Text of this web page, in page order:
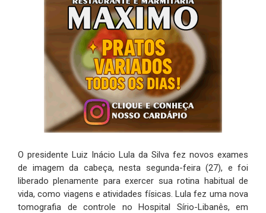
O presidente Luiz Inácio Lula da Silva fez novos exames
de imagem da cabeça, nesta segunda-feira (27), e foi
liberado plenamente para exercer sua rotina habitual de
vida, como viagens e atividades físicas. Lula fez uma nova
tomografia de controle no Hospital Sírio-Libanês, em